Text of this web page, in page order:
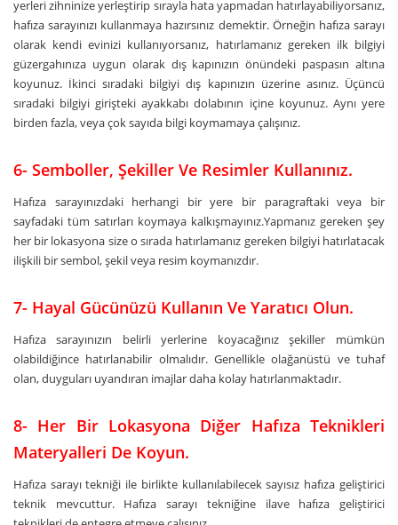
yerleri zihninize yerleştirip sırayla hata yapmadan hatırlayabiliyorsanız,
hafıza sarayınızı kullanmaya hazırsınız demektir. Örneğin hafıza sarayı
olarak kendi evinizi kullanıyorsanız, hatırlamanız gereken ilk bilgiyi
güzergahınıza uygun olarak dış kapınızın önündeki paspasın altına
koyunuz. İkinci sıradaki bilgiyi dış kapınızın üzerine asınız. Üçüncü
sıradaki bilgiyi girişteki ayakkabı dolabının içine koyunuz. Aynı yere
birden fazla, veya çok sayıda bilgi koymamaya çalışınız.
6- Semboller, Şekiller Ve Resimler Kullanınız.
Hafıza sarayınızdaki herhangi bir yere bir paragraftaki veya bir
sayfadaki tüm satırları koymaya kalkışmayınız.Yapmanız gereken şey
her bir lokasyona size o sırada hatırlamanız gereken bilgiyi hatırlatacak
ilişkili bir sembol, şekil veya resim koymanızdır.
7- Hayal Gücünüzü Kullanın Ve Yaratıcı Olun.
Hafıza sarayınızın belirli yerlerine koyacağınız şekiller mümkün
olabildiğince hatırlanabilir olmalıdır. Genellikle olağanüstü ve tuhaf
olan, duyguları uyandıran imajlar daha kolay hatırlanmaktadır.
8- Her Bir Lokasyona Diğer Hafıza Teknikleri
Materyalleri De Koyun.
Hafıza sarayı tekniği ile birlikte kullanılabilecek sayısız hafıza geliştirici
teknik mevcuttur. Hafıza sarayı tekniğine ilave hafıza geliştirici